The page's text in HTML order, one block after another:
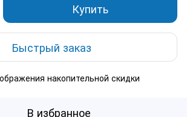
Купить
Быстрый заказ
накопительной скидки
В избранное